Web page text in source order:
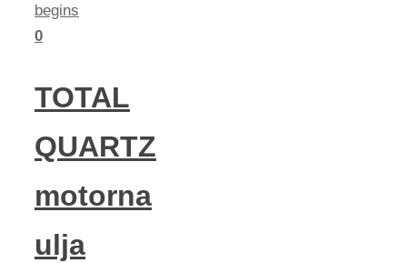
begins
0
TOTAL
QUARTZ
motorna
ulja